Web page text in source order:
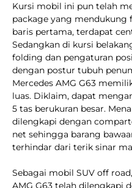
Kursi mobil ini pun telah
package yang
baris pertama, terdapat
Sedangkan di kursi
folding dan pengaturan
dengan postur tubuh
Mercedes AMG G63
luas. Diklaim, dapat
5 tas berukuran besar.
dilengkapi dengan
net sehingga barang
terhindar dari terik sinar
Sebagai mobil SUV off
AMG G63 telah dilengkapi